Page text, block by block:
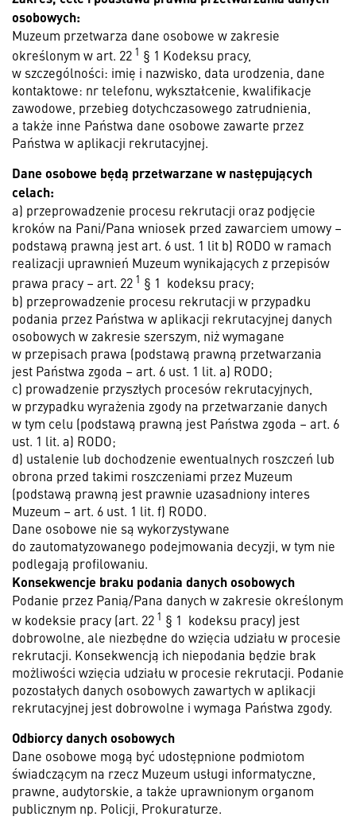
osobowych:
Muzeum przetwarza dane osobowe w zakresie
określonym w art. 22 1 § 1 Kodeksu pracy,
w szczególności: imię i nazwisko, data urodzenia, dane
kontaktowe: nr telefonu, wykształcenie, kwalifikacje
zawodowe, przebieg dotychczasowego zatrudnienia,
a także inne Państwa dane osobowe zawarte przez
Państwa w aplikacji rekrutacyjnej.
Dane osobowe będą przetwarzane w następujących
celach:
a) przeprowadzenie procesu rekrutacji oraz podjęcie
kroków na Pani/Pana wniosek przed zawarciem umowy –
podstawą prawną jest art. 6 ust. 1 lit b) RODO w ramach
realizacji uprawnień Muzeum wynikających z przepisów
prawa pracy – art. 22 1 § 1 kodeksu pracy;
b) przeprowadzenie procesu rekrutacji w przypadku
podania przez Państwa w aplikacji rekrutacyjnej danych
osobowych w zakresie szerszym, niż wymagane
w przepisach prawa (podstawą prawną przetwarzania
jest Państwa zgoda – art. 6 ust. 1 lit. a) RODO;
c) prowadzenie przyszłych procesów rekrutacyjnych,
w przypadku wyrażenia zgody na przetwarzanie danych
w tym celu (podstawą prawną jest Państwa zgoda – art. 6
ust. 1 lit. a) RODO;
d) ustalenie lub dochodzenie ewentualnych roszczeń lub
obrona przed takimi roszczeniami przez Muzeum
(podstawą prawną jest prawnie uzasadniony interes
Muzeum – art. 6 ust. 1 lit. f) RODO.
Dane osobowe nie są wykorzystywane
do zautomatyzowanego podejmowania decyzji, w tym nie
podlegają profilowaniu.
Konsekwencje braku podania danych osobowych
Podanie przez Panią/Pana danych w zakresie określonym
w kodeksie pracy (art. 22 1 § 1 kodeksu pracy) jest
dobrowolne, ale niezbędne do wzięcia udziału w procesie
rekrutacji. Konsekwencją ich niepodania będzie brak
możliwości wzięcia udziału w procesie rekrutacji. Podanie
pozostałych danych osobowych zawartych w aplikacji
rekrutacyjnej jest dobrowolne i wymaga Państwa zgody.
Odbiorcy danych osobowych
Dane osobowe mogą być udostępnione podmiotom
świadczącym na rzecz Muzeum usługi informatyczne,
prawne, audytorskie, a także uprawnionym organom
publicznym np. Policji, Prokuraturze.